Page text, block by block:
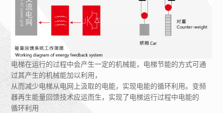
电梯在运行的过程中会产生一定的机械能，电梯节能的方式可通
过其产生的机械能加以利用，
从而减少电梯从电网上汲取的电能，实现电能的循环利用。变频
器再生能量回馈技术应运而生，实现了电梯运行过程中电能的
循环利用